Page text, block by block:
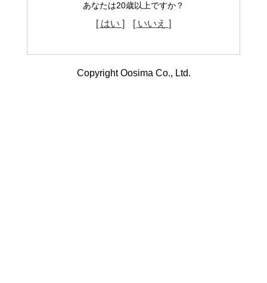
あなたは20歳以上ですか？
[ はい ] [ いいえ ]
Copyright Oosima Co., Ltd.